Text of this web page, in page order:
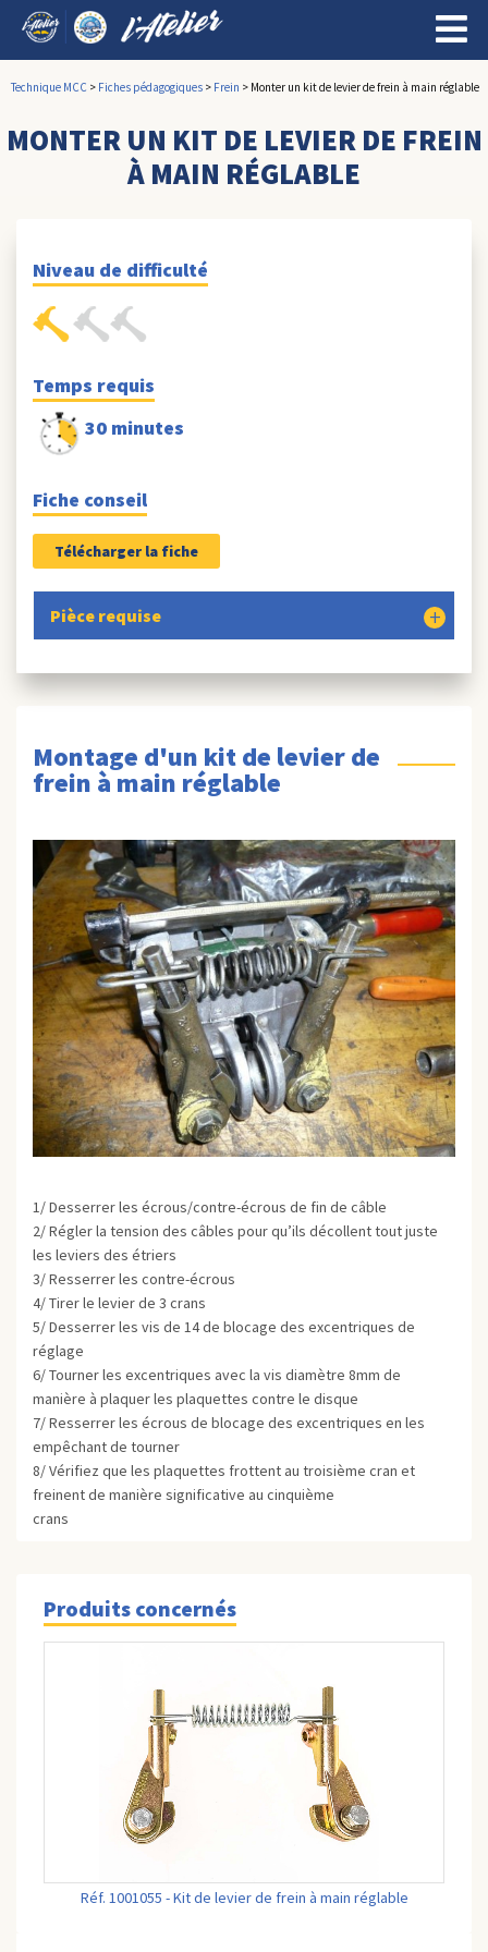
Technique MCC > Fiches pédagogiques > Frein > Monter un kit de levier de frein à main réglable
MONTER UN KIT DE LEVIER DE FREIN
À MAIN RÉGLABLE
Niveau de difficulté
Temps requis
30 minutes
Fiche conseil
Télécharger la fiche
Pièce requise
Montage d'un kit de levier de
frein à main réglable
1/ Desserrer les écrous/contre-écrous de fin de câble
2/ Régler la tension des câbles pour qu’ils décollent tout juste
les leviers des étriers
3/ Resserrer les contre-écrous
4/ Tirer le levier de 3 crans
5/ Desserrer les vis de 14 de blocage des excentriques de
réglage
6/ Tourner les excentriques avec la vis diamètre 8mm de
manière à plaquer les plaquettes contre le disque
7/ Resserrer les écrous de blocage des excentriques en les
empêchant de tourner
8/ Vérifiez que les plaquettes frottent au troisième cran et
freinent de manière significative au cinquième
crans
Produits concernés
Réf. 1001055 - Kit de levier de frein à main réglable